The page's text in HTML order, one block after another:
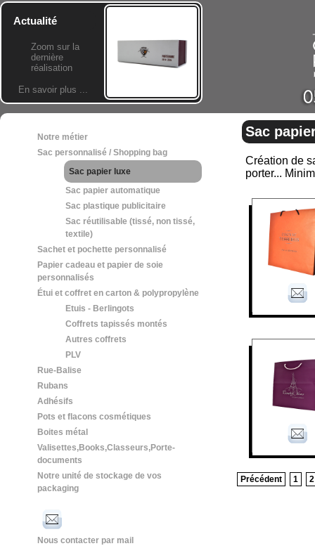
Actualité
Zoom sur la
dernière
réalisation
En savoir plus ...
Notre métier
Sac personnalisé / Shopping bag
Sac papier luxe
Sac papier automatique
Sac plastique publicitaire
Sac réutilisable (tissé, non tissé,
textile)
Sachet et pochette personnalisé
Papier cadeau et papier de soie
personnalisés
Étui et coffret en carton & polypropylène
Etuis - Berlingots
Coffrets tapissés montés
Autres coffrets
PLV
Rue-Balise
Rubans
Adhésifs
Pots et flacons cosmétiques
Boites métal
Valisettes,Books,Classeurs,Porte-
documents
Notre unité de stockage de vos
packaging
Nous contacter par mail
Sac
Création de
porter...
Précédent 1 2